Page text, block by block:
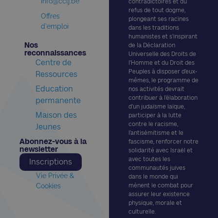
refus de tout dogme,
plongeant ses racines
dans les traditions
humanistes et s’inspirant
de la Déclaration
Universelle des Droits de
l’Homme et du Droit des
Peuples à disposer d’eux-
mêmes, le programme de
nos activités devrait
contribuer à l’élaboration
d’un judaïsme laïque,
participer à la lutte
contre le racisme,
l’antisémitisme et le
fascisme, renforcer notre
solidarité avec Israël et
avec toutes les
communautés juives
dans le monde qui
mènent le combat pour
assurer leur existence
physique, morale et
culturelle.
Offres
d'emploi
Nos
reconnaissances​
Centre de
Ressources
Education
permanente
Maison des
Jeunes
Abonnez-vous à la
newsletter​
Inscriptions
Vie Privée &
Cookies